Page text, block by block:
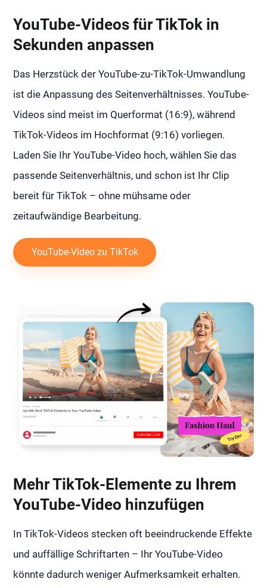
YouTube-Videos für TikTok in
Sekunden anpassen
Das Herzstück der YouTube-zu-TikTok-Umwandlung
ist die Anpassung des Seitenverhältnisses. YouTube-
Videos sind meist im Querformat (16:9), während
TikTok-Videos im Hochformat (9:16) vorliegen.
Laden Sie Ihr YouTube-Video hoch, wählen Sie das
passende Seitenverhältnis, und schon ist Ihr Clip
bereit für TikTok – ohne mühsame oder
zeitaufwändige Bearbeitung.
YouTube-Video zu TikTok
Mehr TikTok-Elemente zu Ihrem
YouTube-Video hinzufügen
In TikTok-Videos stecken oft beeindruckende Effekte
und auffällige Schriftarten – Ihr YouTube-Video
könnte dadurch weniger Aufmerksamkeit erhalten.